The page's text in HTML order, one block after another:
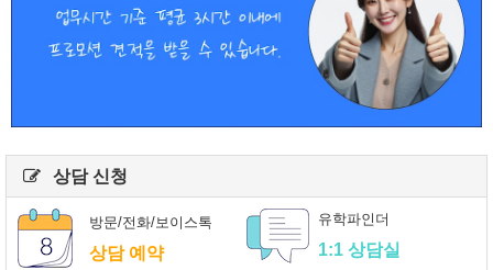
상담 신청
방문/전화/보이스톡
상담 예약
유학파인더
1:1 상담실